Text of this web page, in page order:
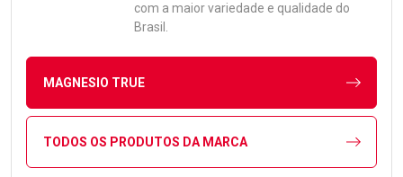
com a maior variedade e qualidade do
Brasil.
MAGNESIO TRUE
TODOS OS PRODUTOS DA MARCA